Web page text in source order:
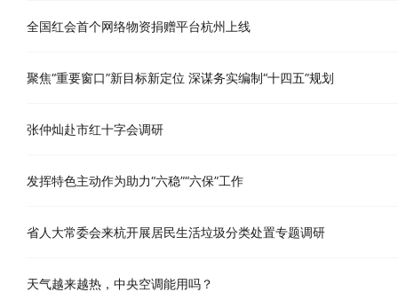
全国红会首个网络物资捐赠平台杭州上线
聚焦“重要窗口”新目标新定位 深谋务实编制“十四五”规划
张仲灿赴市红十字会调研
发挥特色主动作为助力“六稳”“六保”工作
省人大常委会来杭开展居民生活垃圾分类处置专题调研
天气越来越热，中央空调能用吗？